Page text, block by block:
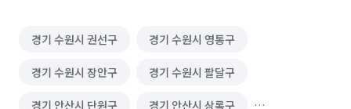
경기 수원시 권선구 경기 수원시 영통구
경기 수원시 장안구 경기 수원시 팔달구
경기 안산시 단원구 경기 안산시 상록구